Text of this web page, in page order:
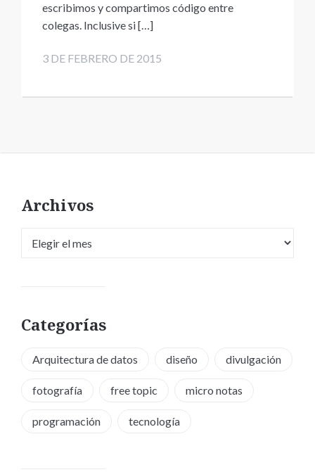
escribimos y compartimos código entre
colegas. Inclusive si […]
3 DE FEBRERO DE 2015
Archivos
Categorías
Arquitectura de datos diseño divulgación
fotografía free topic micro notas
programación tecnología